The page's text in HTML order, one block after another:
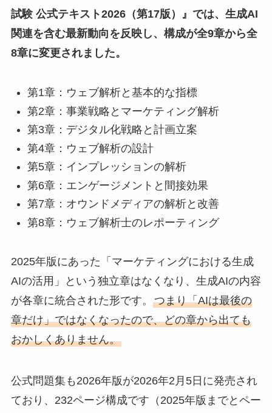
試験 公式テキスト2026（第17版）』では、生成AI
関連を含む最新動向を反映し、構成が全9章から全
8章に変更されました。
第1章：ウェブ解析と基本的な指標
第2章：事業戦略とマーケティング解析
第3章：デジタル化戦略と計画立案
第4章：ウェブ解析の設計
第5章：インプレッションの解析
第6章：エンゲージメントと間接効果
第7章：オウンドメディアの解析と改善
第8章：ウェブ解析士のレポーティング
2025年版にあった「マーケティングにおける生成
AIの活用」という独立章はなくなり、生成AIの内容
が各章に統合された形です。 つまり「AIは最後の
章だけ」ではなくなったので、どの章から出ても
おかしくありません。
公式問題集も2026年版が2026年2月5日に発売され
ており、232ページ構成です（2025年版までとペー